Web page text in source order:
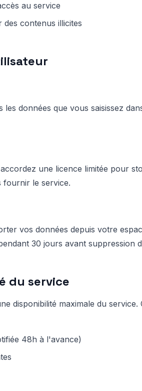
au service
contenus illicites
données que vous saisissez
une licence limitée pour
fournir le service.
vos données depuis votre
30 jours avant suppression
du service
disponibilité maximale du service.
48h à l'avance)